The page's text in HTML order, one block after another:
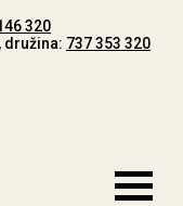
320
družina: 737 353 320